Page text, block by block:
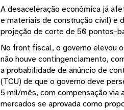
A desaceleração econômica já
e materiais de construção civil) e
projeção de corte de 50 pontos-
No front fiscal, o governo elevou
não houve contingenciamento,
a probabilidade de anúncio de
(TCU) de que o governo deve
5 mil/mês, com compensação via
mercados se aprovada como